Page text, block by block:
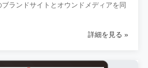
ランドサイトとオウンドメディアを同
詳細を見る